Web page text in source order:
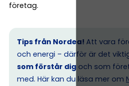
företag.
Tips från Nordea! Att vara
och energi – därför är det
som förstår dig och som
med. Här kan du läsa mer om